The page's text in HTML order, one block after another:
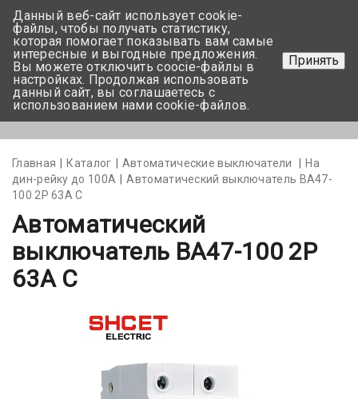
+375 17-350-99-56
+375 44-752-82-08
Задать вопрос
Главная Каталог Автоматические выключатели
На
дин-рейку до 100А
Автоматический выключатель ВА47-
100 2Р 63А С
Автоматический
выключатель ВА47-100 2Р
63А С
Данный веб-сайт использует cookie-
файлы, чтобы получать статистику,
которая помогает показывать вам самые
интересные и выгодные предложения.
Вы можете отключить coocie-файлы в
настройках. Продолжая использовать
данный сайт, вы соглашаетесь с
использованием нами cookie-файлов.
Принять